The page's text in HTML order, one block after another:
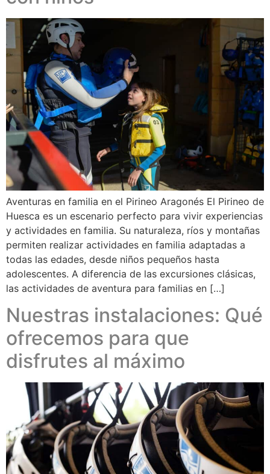
Aventuras en familia en el Pirineo Aragonés El Pirineo de
Huesca es un escenario perfecto para vivir experiencias
y actividades en familia. Su naturaleza, ríos y montañas
permiten realizar actividades en familia adaptadas a
todas las edades, desde niños pequeños hasta
adolescentes. A diferencia de las excursiones clásicas,
las actividades de aventura para familias en […]
Nuestras instalaciones: Qué
ofrecemos para que
disfrutes al máximo